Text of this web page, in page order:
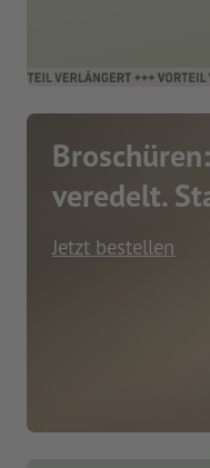
veredelt.
Jetzt bestellen